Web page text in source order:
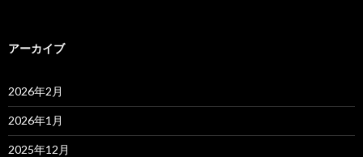
アーカイブ
2026年2月
2026年1月
2025年12月